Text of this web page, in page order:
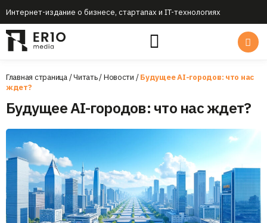
Интернет-издание о бизнесе, стартапах и IT-технологиях
Главная страница/Читать/Новости /Будущее AI-городов: что нас
ждет?
Будущее AI-городов: что нас ждет?